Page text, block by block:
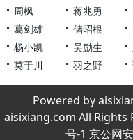
周枫
蒋兆勇
葛剑雄
储昭根
杨小凯
吴励生
莫于川
羽之野
Powered by
aisixiang.com All Rights
号-1 京公网